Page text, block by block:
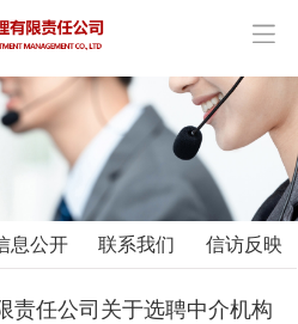
息公开 联系我们 信访反映
责任公司关于选聘中介机构